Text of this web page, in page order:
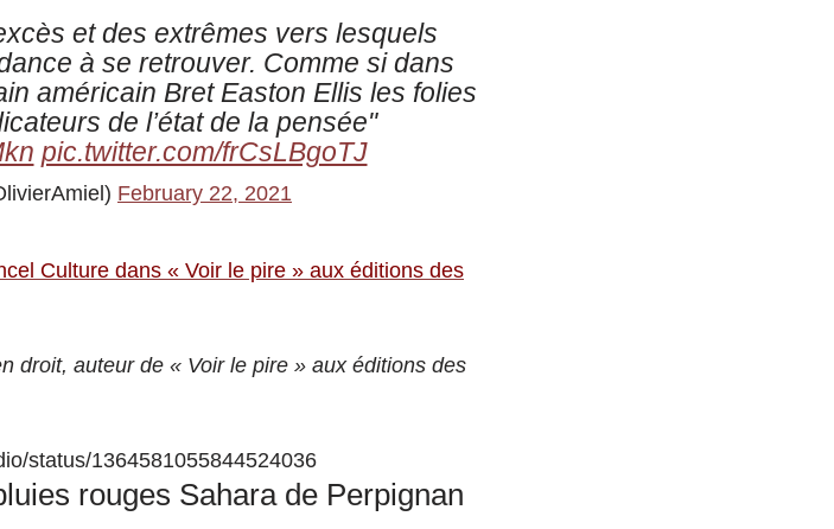
et des extrêmes vers lesquels
à se retrouver. Comme si dans
américain Bret Easton Ellis les folies
de l’état de la pensée"
pic.twitter.com/frCsLBgoTJ
February 22, 2021
Culture dans « Voir le pire » aux éditions des
droit, auteur de « Voir le pire » aux éditions des
status/1364581055844524036
rouges Sahara de Perpignan